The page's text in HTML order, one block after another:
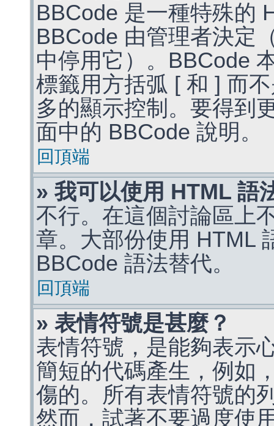
BBCode 是一種特殊的
BBCode 由管理者決定
中停用它）。BBCode
標籤用方括弧 [ 和 ] 而
多的顯示控制。要得到
面中的 BBCode 說明。
回頂端
» 我可以使用 HTML 語
不行。在這個討論區上
章。大部份使用 HTML
BBCode 語法替代。
回頂端
» 表情符號是甚麼？
表情符號，是能夠表示
簡短的代碼產生，例如
傷的。所有表情符號的
然而，試著不要過度使